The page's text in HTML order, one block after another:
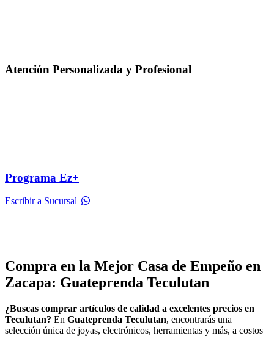
Atención Personalizada y Profesional
Programa Ez+
Escribir a Sucursal
Compra en la Mejor Casa de Empeño en
Zacapa: Guateprenda Teculutan
¿Buscas comprar artículos de calidad a excelentes precios en
Teculutan? En Guateprenda Teculutan, encontrarás una
selección única de joyas, electrónicos, herramientas y más, a costos